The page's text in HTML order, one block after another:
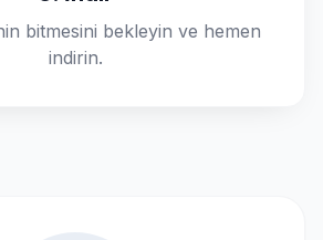
bitmesini bekleyin ve hemen
indirin.